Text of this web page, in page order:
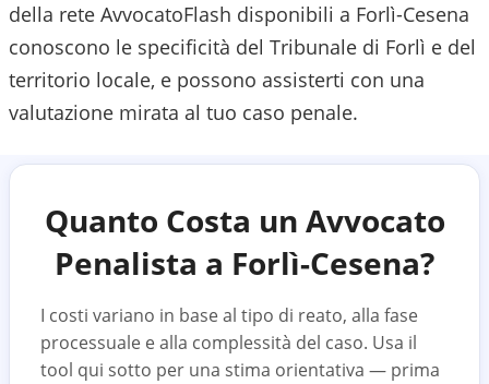
della rete AvvocatoFlash disponibili a Forlì-Cesena
conoscono le specificità del Tribunale di Forlì e del
territorio locale, e possono assisterti con una
valutazione mirata al tuo caso penale.
Quanto Costa un Avvocato
Penalista a Forlì-Cesena?
I costi variano in base al tipo di reato, alla fase
processuale e alla complessità del caso. Usa il
tool qui sotto per una stima orientativa — prima